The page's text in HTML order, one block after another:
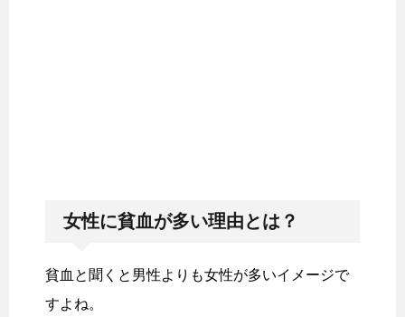
女性に貧血が多い理由とは？
貧血と聞くと男性よりも女性が多いイメージで
すよね。